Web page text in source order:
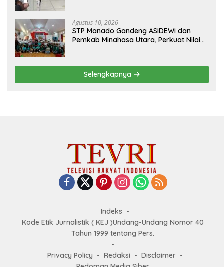
Agustus 10, 2026
‎STP Manado Gandeng ASIDEWI dan
Pemkab Minahasa Utara, Perkuat Nilai
Selengkapnya
Indeks
Kode Etik Jurnalistik ( KEJ )Undang-Undang Nomor 40
Tahun 1999 tentang Pers.
Privacy Policy Redaksi
Disclaimer